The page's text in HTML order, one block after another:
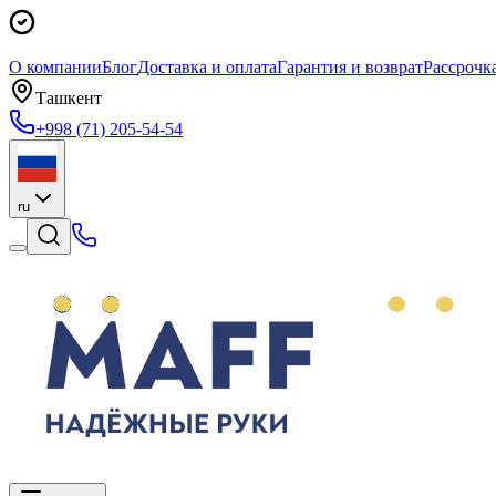
О компанииБлогДоставка и оплатаГарантия и возврат
Ташкент
+998 (71) 205-54-54
ru